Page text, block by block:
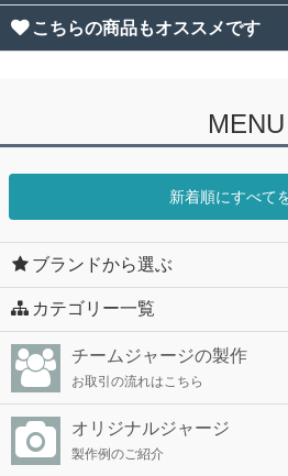
こちらの商品もオススメです
MENU
新着順にすべて
ブランドから選ぶ
カテゴリー一覧
チームジャージの製作
お取引の流れはこちら
オリジナルジャージ
製作例のご紹介